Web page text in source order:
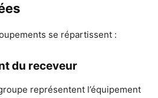
se répartissent :
du receveur
représentent l’équipement